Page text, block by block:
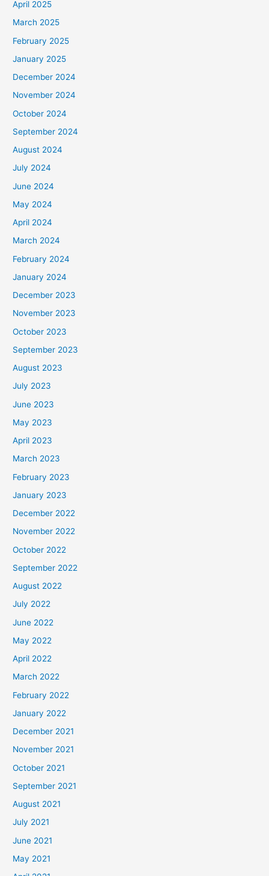
April 2025
March 2025
February 2025
January 2025
December 2024
November 2024
October 2024
September 2024
August 2024
July 2024
June 2024
May 2024
April 2024
March 2024
February 2024
January 2024
December 2023
November 2023
October 2023
September 2023
August 2023
July 2023
June 2023
May 2023
April 2023
March 2023
February 2023
January 2023
December 2022
November 2022
October 2022
September 2022
August 2022
July 2022
June 2022
May 2022
April 2022
March 2022
February 2022
January 2022
December 2021
November 2021
October 2021
September 2021
August 2021
July 2021
June 2021
May 2021